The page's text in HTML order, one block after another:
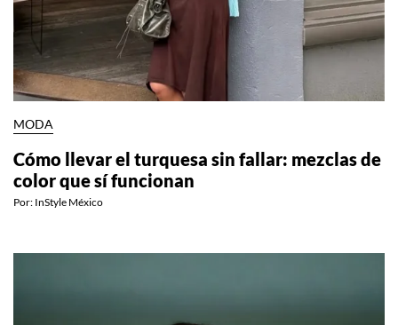
MODA
Cómo llevar el turquesa sin fallar: mezclas de
color que sí funcionan
Por: InStyle México